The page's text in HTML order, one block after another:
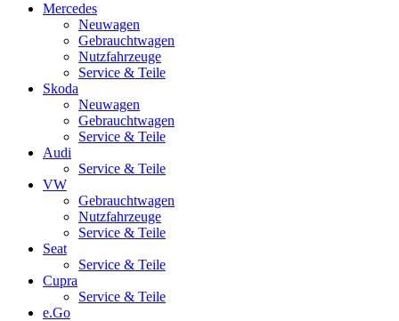
Mercedes
Neuwagen
Gebrauchtwagen
Nutzfahrzeuge
Service & Teile
Skoda
Neuwagen
Gebrauchtwagen
Service & Teile
Audi
Service & Teile
VW
Gebrauchtwagen
Nutzfahrzeuge
Service & Teile
Seat
Service & Teile
Cupra
Service & Teile
e.Go